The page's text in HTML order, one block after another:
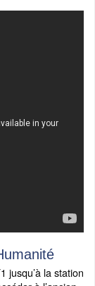
jusqu’à la station